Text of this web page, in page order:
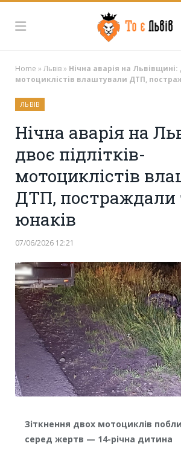
Home »Львів» Нічна аварія на Львівщині:
мотоциклістів влаштували ДТП,
ЛЬВІВ
Нічна аварія на
двоє підлітків-
мотоциклістів
ДТП, постраждали
юнаків
07/06/2026 12:21
Зіткнення двох мотоциклів
серед жертв — 14-річна дитина